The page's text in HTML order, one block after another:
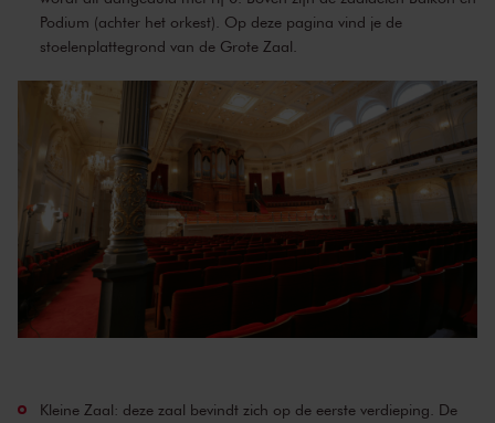
Podium (achter het orkest). Op deze pagina vind je de
stoelenplattegrond van de Grote Zaal.
Kleine Zaal: deze zaal bevindt zich op de eerste verdieping. De